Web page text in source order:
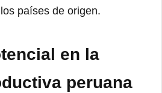
países de origen.
en la
peruana